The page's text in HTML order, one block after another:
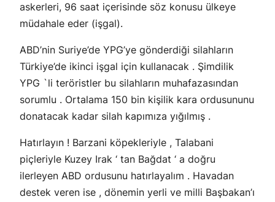
askerleri, 96 saat içerisinde söz konusu ülkeye
müdahale eder (işgal).
ABD’nin Suriye’de YPG’ye gönderdiği silahların
Türkiye’de ikinci işgal için kullanacak . Şimdilik
YPG `li teröristler bu silahların muhafazasından
sorumlu . Ortalama 150 bin kişilik kara ordusununu
donatacak kadar silah kapımıza yığılmış .
Hatırlayın ! Barzani köpekleriyle , Talabani
piçleriyle Kuzey Irak ‘ tan Bağdat ‘ a doğru
ilerleyen ABD ordusunu hatırlayalım . Havadan
destek veren ise , dönemin yerli ve milli Başbakan’ı